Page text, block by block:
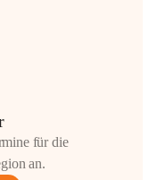
für die
an.